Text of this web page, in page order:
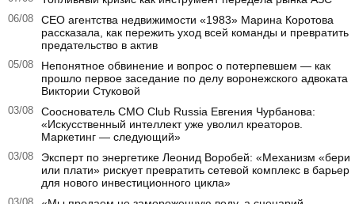
06/08
CEO агентства недвижимости «1983» Марина Коротова
рассказала, как пережить уход всей команды и превратить
предательство в актив
05/08
Непонятное обвинение и вопрос о потерпевшем — как
прошло первое заседание по делу воронежского адвоката
Виктории Стуковой
03/08
Сооснователь CMO Club Russia Евгения Чурбанова:
«Искусственный интеллект уже уволил креаторов.
Маркетинг — следующий»
03/08
Эксперт по энергетике Леонид Воробей: «Механизм «бери
или плати» рискует превратить сетевой комплекс в барьер
для нового инвестиционного цикла»